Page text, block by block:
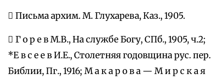
 Письма архим. М. Глухарева, Каз., 1905.
 Г о р е в М.В., На службе Богу, СПб., 1905, ч.2;
*Е в с е е в И.Е., Столетняя годовщина рус. пер.
Библии, Пг., 1916; М а к а р о в а — М и р с к а я